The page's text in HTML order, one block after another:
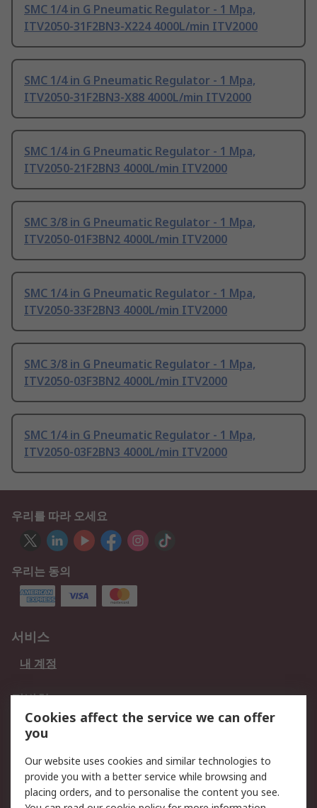
SMC 1/4 in G Pneumatic Regulator - 1 Mpa,
ITV2050-31F2BN3-X224 4000L/min ITV2000
SMC 1/4 in G Pneumatic Regulator - 1 Mpa,
ITV2050-31F2BN3-X88 4000L/min ITV2000
SMC 1/4 in G Pneumatic Regulator - 1 Mpa,
ITV2050-21F2BN3 4000L/min ITV2000
SMC 3/8 in G Pneumatic Regulator - 1 Mpa,
ITV2050-01F3BN2 4000L/min ITV2000
SMC 1/4 in G Pneumatic Regulator - 1 Mpa,
ITV2050-33F2BN3 4000L/min ITV2000
SMC 3/8 in G Pneumatic Regulator - 1 Mpa,
ITV2050-03F3BN2 4000L/min ITV2000
SMC 1/4 in G Pneumatic Regulator - 1 Mpa,
ITV2050-03F2BN3 4000L/min ITV2000
우리를 따라 오세요
우리는 동의
서비스
내 계정
적법한
개인 정보 보호 정책
데이터 보호
웹사이트 사용 약관
회사 소개
Cookies affect the service we can offer
you
Our website uses cookies and similar technologies to
provide you with a better service while browsing and
placing orders, and to personalise the content you see.